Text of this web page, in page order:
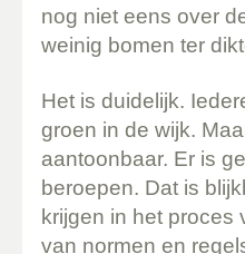
nog niet eens over
weinig bomen ter
Het is duidelijk.
groen in de wijk.
aantoonbaar. Er is
beroepen. Dat is
krijgen in het
van normen en